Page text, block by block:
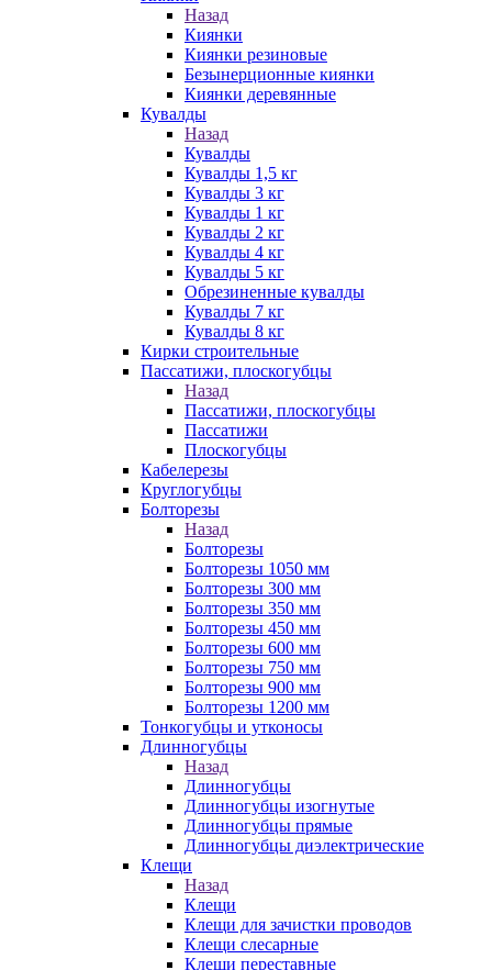
Назад
Киянки
Киянки резиновые
Безынерционные киянки
Киянки деревянные
Кувалды
Назад
Кувалды
Кувалды 1,5 кг
Кувалды 3 кг
Кувалды 1 кг
Кувалды 2 кг
Кувалды 4 кг
Кувалды 5 кг
Обрезиненные кувалды
Кувалды 7 кг
Кувалды 8 кг
Кирки строительные
Пассатижи, плоскогубцы
Назад
Пассатижи, плоскогубцы
Пассатижи
Плоскогубцы
Кабелерезы
Круглогубцы
Болторезы
Назад
Болторезы
Болторезы 1050 мм
Болторезы 300 мм
Болторезы 350 мм
Болторезы 450 мм
Болторезы 600 мм
Болторезы 750 мм
Болторезы 900 мм
Болторезы 1200 мм
Тонкогубцы и утконосы
Длинногубцы
Назад
Длинногубцы
Длинногубцы изогнутые
Длинногубцы прямые
Длинногубцы диэлектрические
Клещи
Назад
Клещи
Клещи для зачистки проводов
Клещи слесарные
Клещи переставные